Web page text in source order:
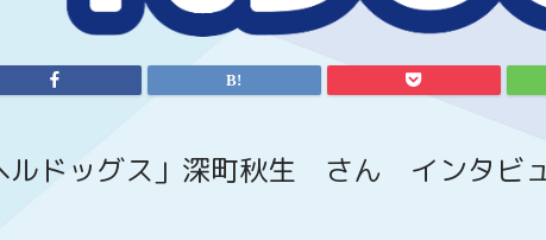
ルドッグス」深町秋生 さん インタビ